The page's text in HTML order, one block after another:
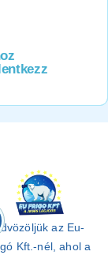
az Eu-
Kft.-nél, ahol a